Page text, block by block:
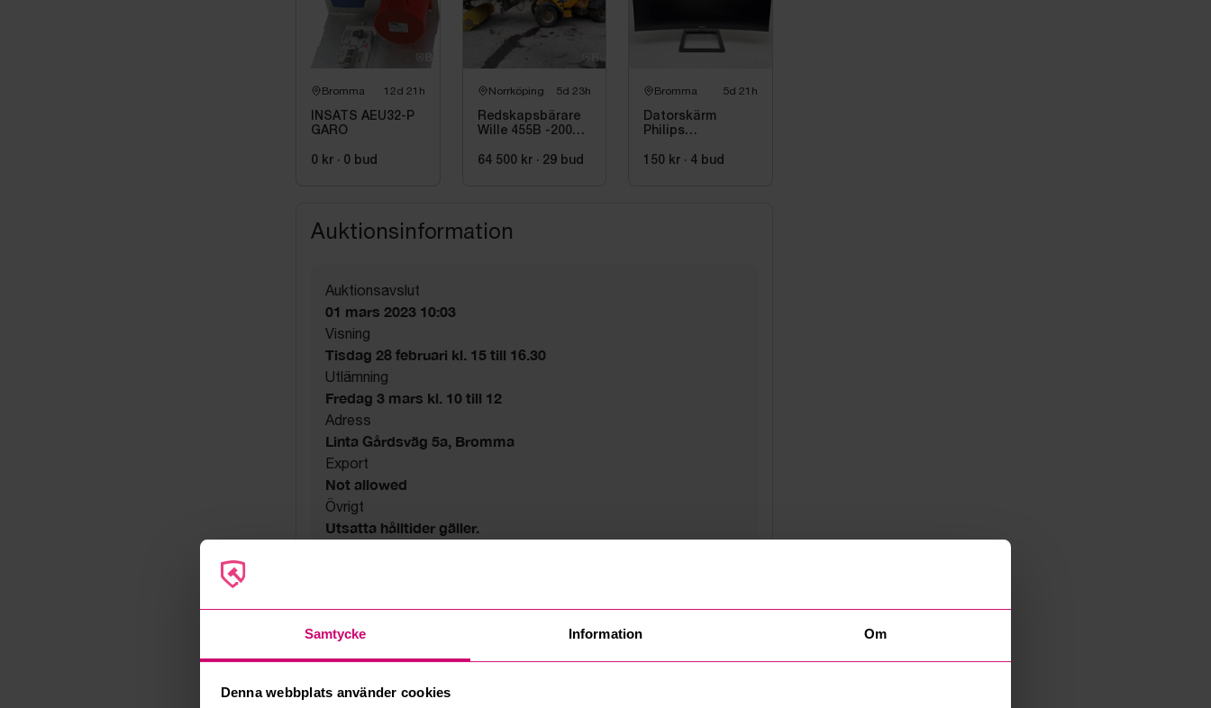
Samtycke Information Om
Denna webbplats använder cookies
Bromma 12d 21h
INSATS AEU32-P
GARO
0 kr · 0 bud
Norrköping 5d 23h
Redskapsbärare
Wille 455B -2006
64 500 kr · 29 bud
Bromma 5d 21h
Datorskärm
Philips
tum, välvd
150 kr · 4 bud
Auktionsinformation
Auktionsavslut
01 mars 2023 10:03
Visning
Tisdag 28 februari kl. 15 till 16.30
Utlämning
Fredag 3 mars kl. 10 till 12
Adress
Linta Gårdsväg 5a, Bromma
Export
Not allowed
Övrigt
Utsatta hålltider gäller.